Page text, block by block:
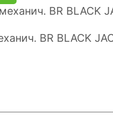
BR BLACK